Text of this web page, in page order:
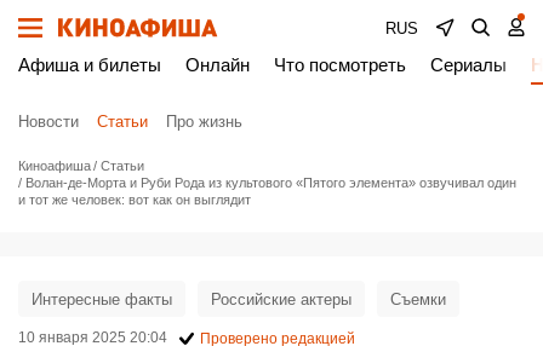
RUS
Афиша и билеты Онлайн Что посмотреть Сериалы
Новости Статьи Про жизнь
Киноафиша
Статьи
Волан-де-Морта и Руби Рода из культового «Пятого элемента» озвучивал один
и тот же человек: вот как он выглядит
Интересные факты Российские актеры Съемки
10 января 2025 20:04 Проверено редакцией